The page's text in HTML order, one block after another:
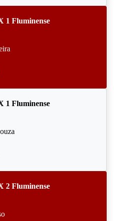
1 Fluminense
1 Fluminense
2 Fluminense